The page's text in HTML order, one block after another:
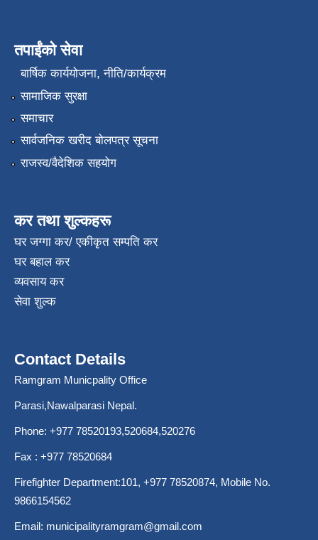
तपाईंको सेवा
बार्षिक कार्ययोजना, नीति/कार्यक्रम
सामाजिक सुरक्षा
समाचार
सार्वजनिक खरीद बोलपत्र सूचना
राजस्व/वैदेशिक सहयोग
कर तथा शुल्कहरू
घर जग्गा कर/ एकीकृत सम्पति कर
घर बहाल कर
व्यवसाय कर
सेवा शुल्क
Contact Details
Ramgram Municpality Office
Parasi,Nawalparasi Nepal.
Phone: +977 78520193,520684,520276
Fax : +977 78520684
Firefighter Department:101, +977 78520874, Mobile No.
9866154562
Email: municipalityramgram@gmail.com